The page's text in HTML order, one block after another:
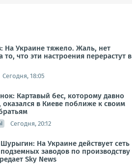
На Украине тяжело. Жаль, нет
то, что эти настроения перерастут в
Сегодня, 18:05
Картавый бес, которому давно
оказался в Киеве поближе к своим
Сегодня, 20:12
На Украине действует сеть
заводов по производству
Sky News